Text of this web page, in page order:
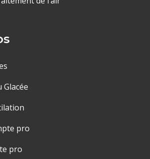
Glacée
pro
pro